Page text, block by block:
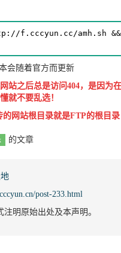
f.cccyun.cc/amh.sh
会随着官方而更新
站之后总是访问404，是因为
就不要乱选！
网站根目录就是FTP的根目录
的文章
post-233.html
明原始出处及本声明。